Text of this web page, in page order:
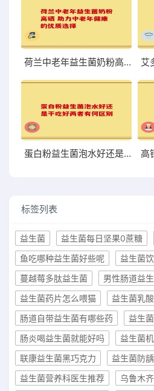
荷兰中老年益生菌奶粉高硒 助力中老年健康的优质选择
蛋白粉益生菌泡水好还是干吃好两者有何区别
标签列表
益生菌 益生菌每日坚果0蔗糖
鱼吃哪种益生菌好些呢
益生菌
蔓越莓多肽益生菌
男性肠道益
益生菌药片怎么喂猫
益生菌乳
肠道自带益生菌有哪些药
益生
肠炎喝益生菌就能好吗
益生菌
联康益生菌黑巧克力
益生菌防
益生菌营养科医生推荐
乌鲁木